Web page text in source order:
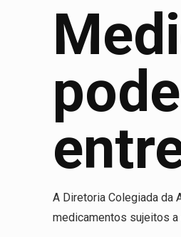
A Diretoria Colegiada da
medicamentos sujeitos